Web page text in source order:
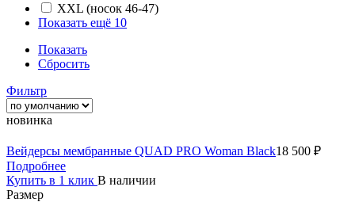
XXL (носок 46-47)
Показать ещё 10
Показать
Сбросить
Фильтр
новинка
Вейдерсы мембранные QUAD PRO Woman Black18 500 ₽
Подробнее
Купить в 1 клик В наличии
Размер